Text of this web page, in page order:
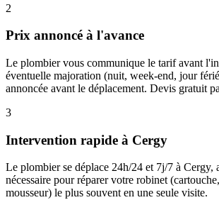
2
Prix annoncé à l'avance
Le plombier vous communique le tarif avant
éventuelle majoration (nuit, week-end, jour
annoncée avant le déplacement. Devis gratuit
3
Intervention rapide à Cergy
Le plombier se déplace 24h/24 et 7j/7 à Cergy,
nécessaire pour réparer votre robinet
mousseur) le plus souvent en une seule visite.